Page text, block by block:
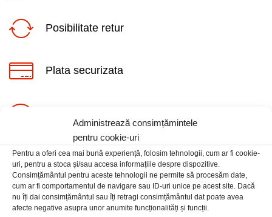
Administrează consimțămintele
pentru cookie-uri
Pentru a oferi cea mai bună experiență, folosim tehnologii, cum ar fi cookie-
uri, pentru a stoca și/sau accesa informațiile despre dispozitive.
Consimțământul pentru aceste tehnologii ne permite să procesăm date,
cum ar fi comportamentul de navigare sau ID-uri unice pe acest site. Dacă
nu îți dai consimțământul sau îți retragi consimțământul dat poate avea
afecte negative asupra unor anumite funcționalități și funcții.
Posibilitate retur
Plata securizata
Informatii